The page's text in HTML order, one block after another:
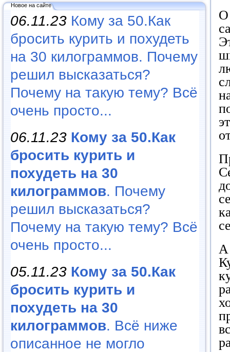
Новое на сайте
06.11.23 Кому за 50.Как
бросить курить и похудеть
на 30 килограммов. Почему
решил высказаться?
Почему на такую тему? Всё
очень просто...
06.11.23 Кому за 50.Как
бросить курить и
похудеть на 30
килограммов. Почему
решил высказаться?
Почему на такую тему? Всё
очень просто...
05.11.23 Кому за 50.Как
бросить курить и
похудеть на 30
килограммов. Всё ниже
описанное не могло
О
А